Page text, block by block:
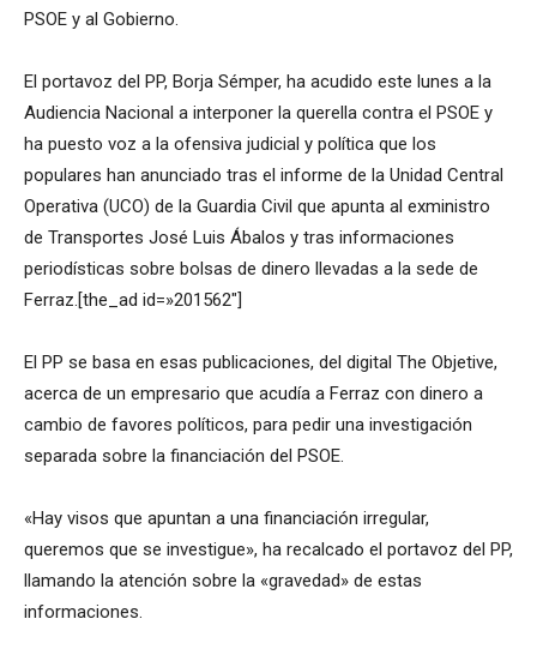
PSOE y al Gobierno.
El portavoz del PP, Borja Sémper, ha acudido este lunes a la
Audiencia Nacional a interponer la querella contra el PSOE y
ha puesto voz a la ofensiva judicial y política que los
populares han anunciado tras el informe de la Unidad Central
Operativa (UCO) de la Guardia Civil que apunta al exministro
de Transportes José Luis Ábalos y tras informaciones
periodísticas sobre bolsas de dinero llevadas a la sede de
Ferraz.[the_ad id=»201562″]
El PP se basa en esas publicaciones, del digital The Objetive,
acerca de un empresario que acudía a Ferraz con dinero a
cambio de favores políticos, para pedir una investigación
separada sobre la financiación del PSOE.
«Hay visos que apuntan a una financiación irregular,
queremos que se investigue», ha recalcado el portavoz del PP,
llamando la atención sobre la «gravedad» de estas
informaciones.